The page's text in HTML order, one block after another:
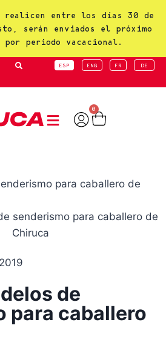
realicen entre los días 30 de
serán enviados el próximo
por periodo vacacional.
ESP ENG FR DE
0
para caballero de
de
para caballero